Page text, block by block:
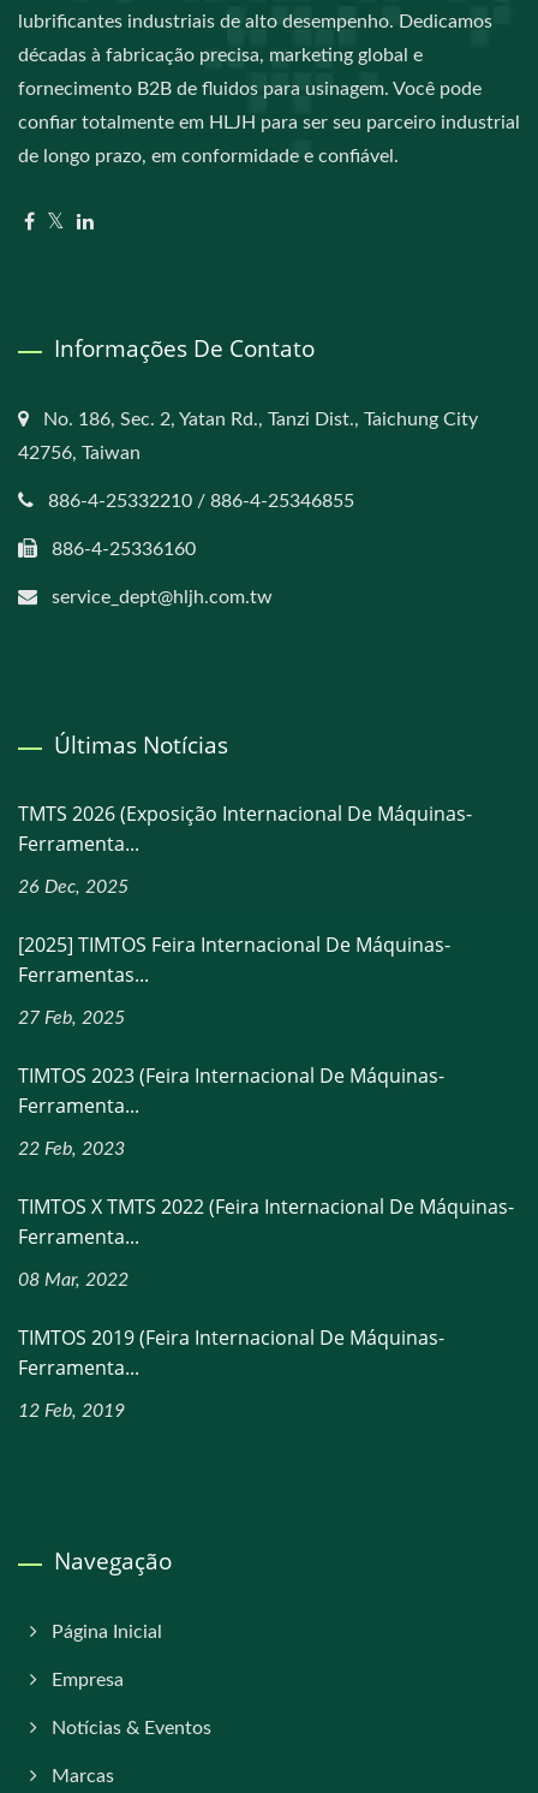
lubrificantes industriais de alto desempenho. Dedicamos
décadas à fabricação precisa, marketing global e
fornecimento B2B de fluidos para usinagem. Você pode
confiar totalmente em HLJH para ser seu parceiro industrial
de longo prazo, em conformidade e confiável.
Informações De Contato
No. 186, Sec. 2, Yatan Rd., Tanzi Dist., Taichung City
42756, Taiwan
886-4-25332210 / 886-4-25346855
886-4-25336160
service_dept@hljh.com.tw
Últimas Notícias
TMTS 2026 (Exposição Internacional De Máquinas-
Ferramenta...
26 Dec, 2025
[2025] TIMTOS Feira Internacional De Máquinas-
Ferramentas...
27 Feb, 2025
TIMTOS 2023 (Feira Internacional De Máquinas-
Ferramenta...
22 Feb, 2023
TIMTOS X TMTS 2022 (Feira Internacional De Máquinas-
Ferramenta...
08 Mar, 2022
TIMTOS 2019 (Feira Internacional De Máquinas-
Ferramenta...
12 Feb, 2019
Navegação
Página Inicial
Empresa
Notícias & Eventos
Marcas